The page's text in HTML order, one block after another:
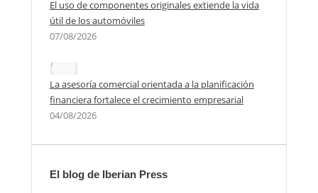
El uso de componentes originales extiende la vida
útil de los automóviles
07/08/2026
La asesoría comercial orientada a la planificación
financiera fortalece el crecimiento empresarial
04/08/2026
El blog de Iberian Press